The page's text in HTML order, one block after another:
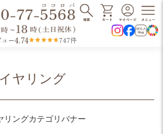
ュー4.74 747件
イヤリング